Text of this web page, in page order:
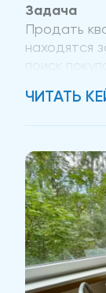
Задача
Продать
находятся
пройти без
ЧИТАТЬ